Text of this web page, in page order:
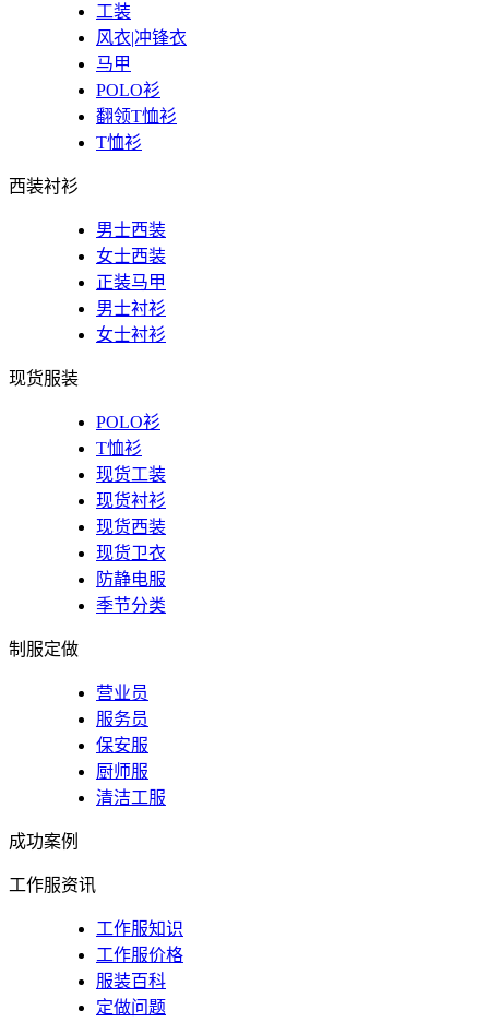
工装
风衣|冲锋衣
马甲
POLO衫
翻领T恤衫
T恤衫
西装衬衫
男士西装
女士西装
正装马甲
男士衬衫
女士衬衫
现货服装
POLO衫
T恤衫
现货工装
现货衬衫
现货西装
现货卫衣
防静电服
季节分类
制服定做
营业员
服务员
保安服
厨师服
清洁工服
成功案例
工作服资讯
工作服知识
工作服价格
服装百科
定做问题